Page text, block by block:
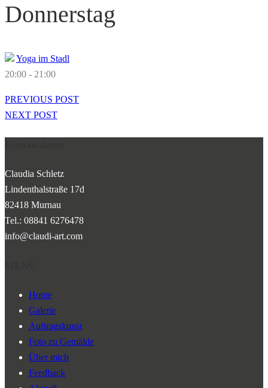
Donnerstag
Yoga im Stadl
20:00 - 21:00
PREVIOUS POST
NEXT POST
Claudia Schletz
Lindenthalstraße 17d
82418 Murnau
Tel.: 08841 6276478
info@claudi-art.com
Home
Galerie
Auftragskunst
Foto zu Gemälde
Über mich
Feedback